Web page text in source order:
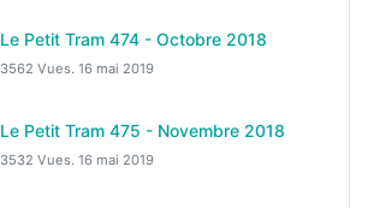
Le Petit Tram 474 - Octobre 2018
3562 Vues. 16 mai 2019
Le Petit Tram 475 - Novembre 2018
3532 Vues. 16 mai 2019